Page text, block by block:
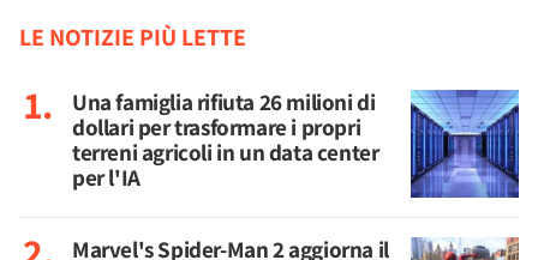
LE NOTIZIE PIÙ LETTE
Una famiglia rifiuta 26 milioni di
dollari per trasformare i propri
terreni agricoli in un data center
per l'IA
Marvel's Spider-Man 2 aggiorna il